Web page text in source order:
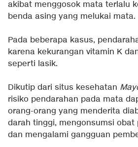
akibat menggosok mata terlalu
benda asing yang melukai mata.
Pada beberapa kasus,
karena kekurangan vitamin K
seperti lasik.
Dikutip dari situs kesehatan
risiko pendarahan pada mata
orang-orang yang menderita
darah tinggi, mengonsumsi obat
dan mengalami gangguan